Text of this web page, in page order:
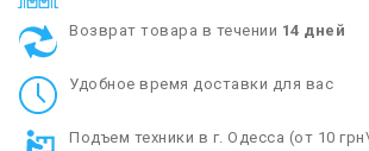
Возврат товара в течении 14 дней
Удобное время доставки для вас
Подъем техники в г. Одесса (от 10